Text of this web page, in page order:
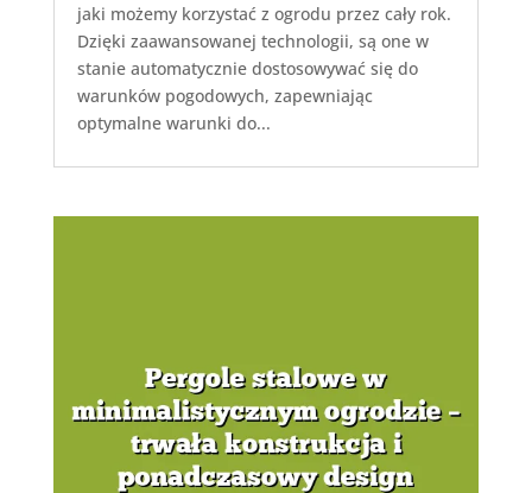
jaki możemy korzystać z ogrodu przez cały rok.
Dzięki zaawansowanej technologii, są one w
stanie automatycznie dostosowywać się do
warunków pogodowych, zapewniając
optymalne warunki do...